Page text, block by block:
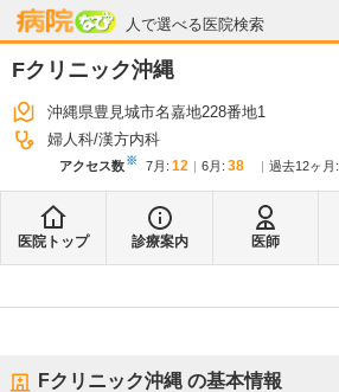
人で選べる医院検索
病院なび
Fクリニック沖縄
沖縄県豊見城市名嘉地228番地1
婦人科 漢方内科
アクセス数※ 7月 : 12 6月 : 38 過去12ヶ月:
医院トップ 診療案内 医師
Fクリニック沖縄 の基本情報